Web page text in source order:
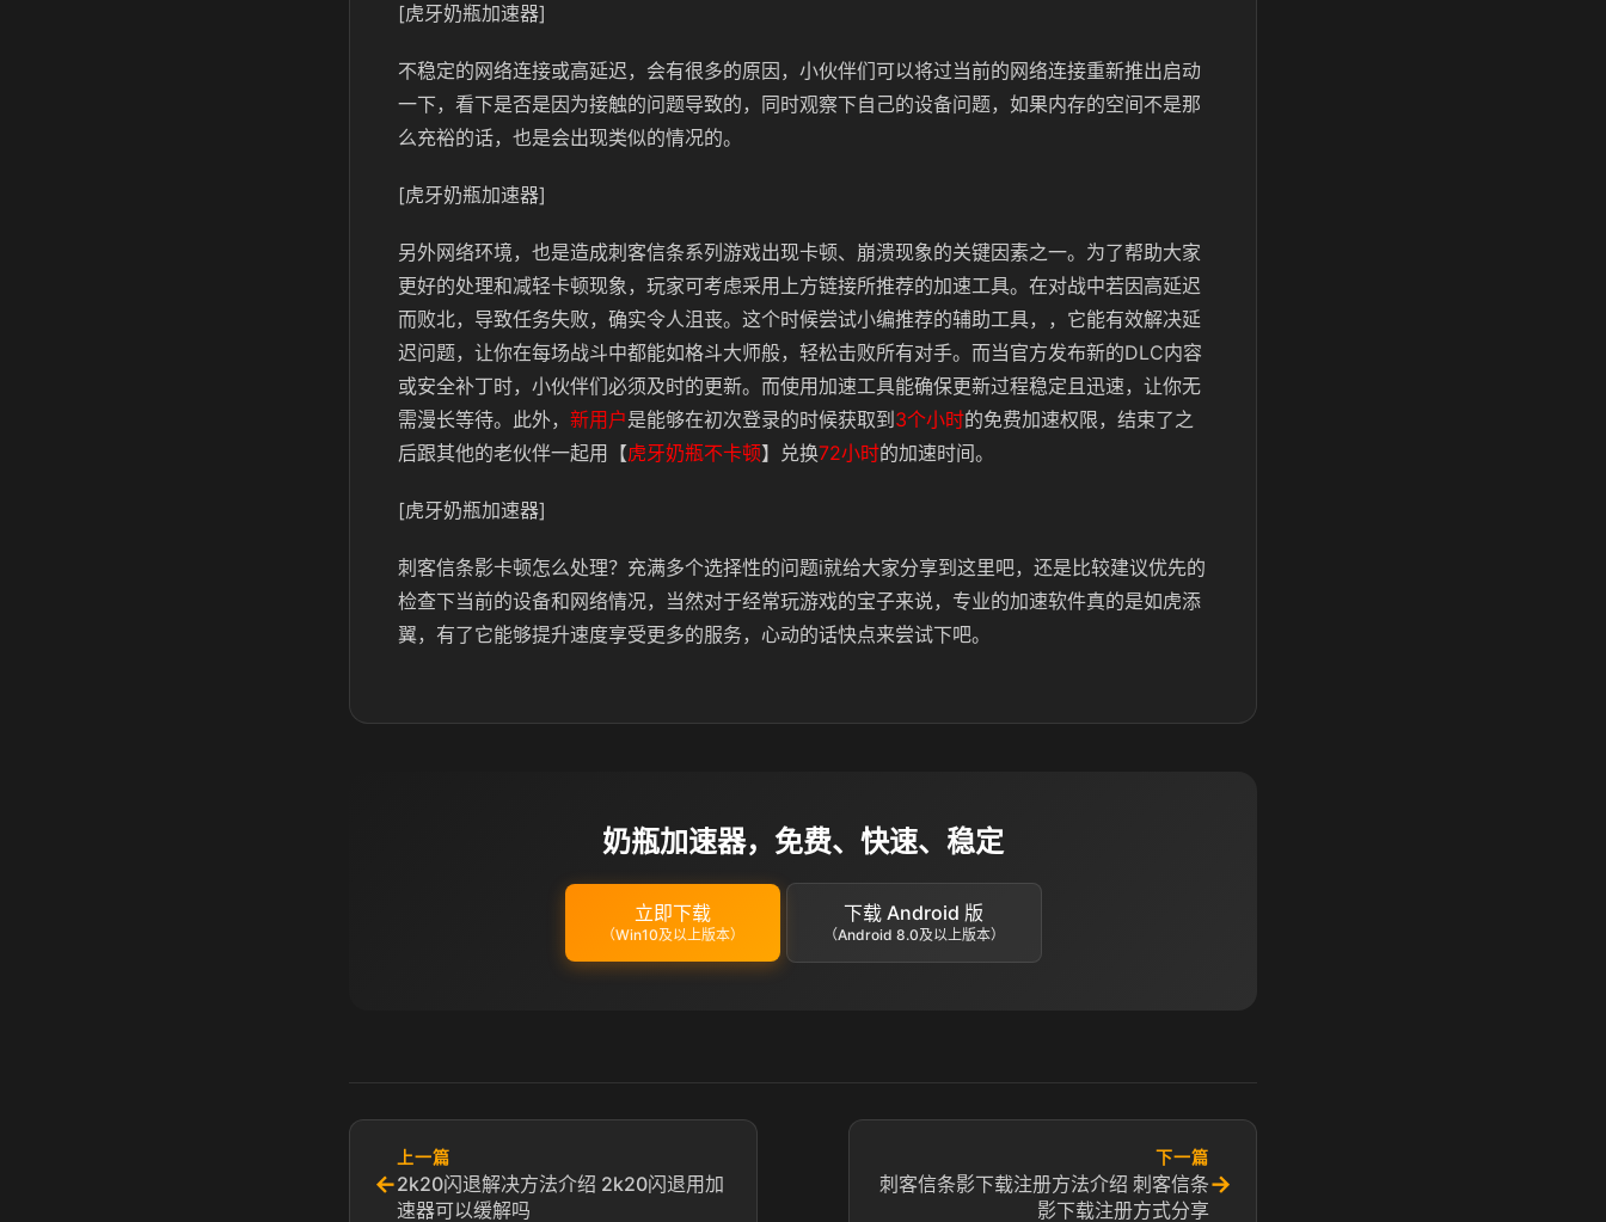
[虎牙奶瓶加速器]
不稳定的网络连接或高延迟，会有很多的原因，小伙伴们可以将过当前的网络连接重新推出启动
一下，看下是否是因为接触的问题导致的，同时观察下自己的设备问题，如果内存的空间不是那
么充裕的话，也是会出现类似的情况的。
[虎牙奶瓶加速器]
另外网络环境，也是造成刺客信条系列游戏出现卡顿、崩溃现象的关键因素之一。为了帮助大家
更好的处理和减轻卡顿现象，玩家可考虑采用上方链接所推荐的加速工具。在对战中若因高延迟
而败北，导致任务失败，确实令人沮丧。这个时候尝试小编推荐的辅助工具，，它能有效解决延
迟问题，让你在每场战斗中都能如格斗大师般，轻松击败所有对手。而当官方发布新的DLC内容
或安全补丁时，小伙伴们必须及时的更新。而使用加速工具能确保更新过程稳定且迅速，让你无
需漫长等待。此外， 新用户是能够在初次登录的时候获取到 3个小时的免费加速权限，结束了之
后跟其他的老伙伴一起用【虎牙奶瓶不卡顿】兑换72小时的加速时间。
[虎牙奶瓶加速器]
刺客信条影卡顿怎么处理？充满多个选择性的问题i就给大家分享到这里吧，还是比较建议优先的
检查下当前的设备和网络情况，当然对于经常玩游戏的宝子来说，专业的加速软件真的是如虎添
翼，有了它能够提升速度享受更多的服务，心动的话快点来尝试下吧。
奶瓶加速器，免费、快速、稳定
立即下载
（Win10及以上版本）
下载 Android 版
（Android 8.0及以上版本）
←
上一篇
2k20闪退解决方法介绍 2k20闪退用加
速器可以缓解吗
下一篇
刺客信条影下载注册方法介绍 刺客信条
影下载注册方式分享
→